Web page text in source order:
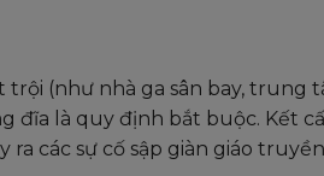
(như nhà ga sân bay, trung
đĩa là quy định bắt buộc. Kết
các sự cố sập giàn giáo